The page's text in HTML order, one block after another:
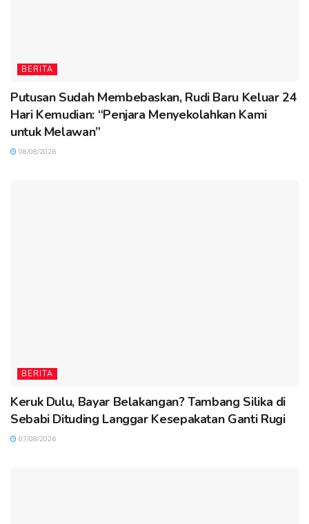
BERITA
Putusan Sudah Membebaskan, Rudi Baru Keluar 24
Hari Kemudian: “Penjara Menyekolahkan Kami
untuk Melawan”
08/08/2026
BERITA
Keruk Dulu, Bayar Belakangan? Tambang Silika di
Sebabi Dituding Langgar Kesepakatan Ganti Rugi
07/08/2026